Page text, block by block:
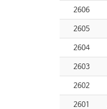
2606
2605
2604
2603
2602
2601